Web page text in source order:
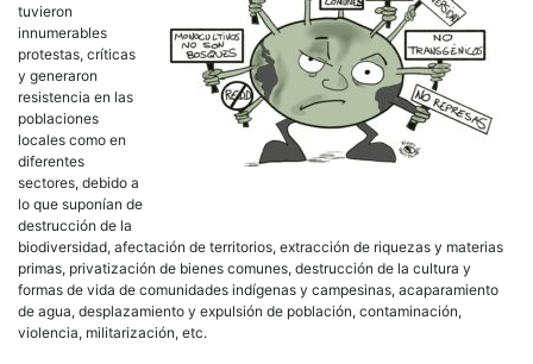
tuvieron
innumerables
protestas, críticas
y generaron
resistencia en las
poblaciones
locales como en
diferentes
sectores, debido a
lo que suponían de
destrucción de la
biodiversidad, afectación de territorios, extracción de riquezas y materias
primas, privatización de bienes comunes, destrucción de la cultura y
formas de vida de comunidades indígenas y campesinas, acaparamiento
de agua, desplazamiento y expulsión de población, contaminación,
violencia, militarización, etc.